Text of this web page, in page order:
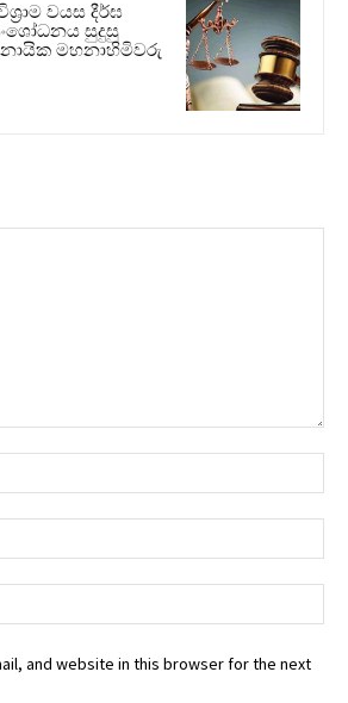
වයස දීර්ඝ
සුදුසු
මහනාහිමිවරු
and website in this browser for the next